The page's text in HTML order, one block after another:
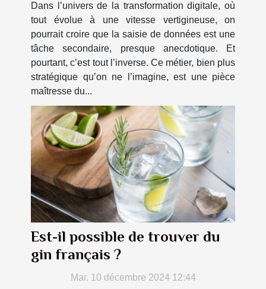
Dans l’univers de la transformation digitale, où
tout évolue à une vitesse vertigineuse, on
pourrait croire que la saisie de données est une
tâche secondaire, presque anecdotique. Et
pourtant, c’est tout l’inverse. Ce métier, bien plus
stratégique qu’on ne l’imagine, est une pièce
maîtresse du...
Est-il possible de trouver du
gin français ?
Mar. 10 décembre 2024 12:44